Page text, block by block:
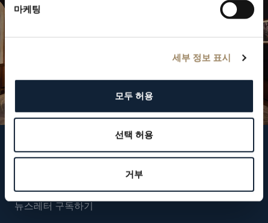
마케팅
세부 정보 표시
모두 허용
선택 허용
거부
브레게 팔로우하기
뉴스레터 구독하기